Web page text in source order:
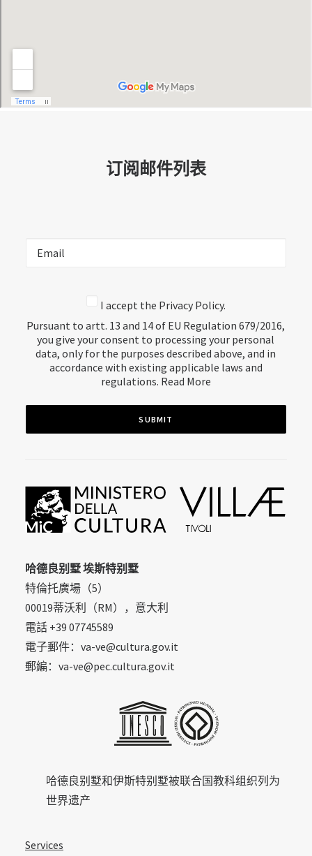
订阅邮件列表
I accept the Privacy Policy.
Pursuant to artt. 13 and 14 of EU Regulation 679/2016,
you give your consent to processing your personal
data, only for the purposes described above, and in
accordance with existing applicable laws and
regulations. Read More
哈德良别墅 埃斯特别墅
特倫托廣場（5）
00019蒂沃利（RM），意大利
電話 +39 07745589
電子郵件：va-ve@cultura.gov.it
郵編：va-ve@pec.cultura.gov.it
哈德良别墅和伊斯特别墅被联合国教科组织列为
世界遗产
Services